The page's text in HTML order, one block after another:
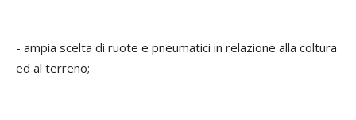
- ampia scelta di ruote e pneumatici in relazione alla coltura
ed al terreno;